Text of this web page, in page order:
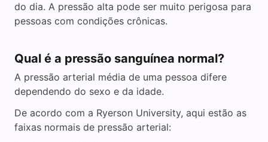
do dia. A pressão alta pode ser muito perigosa para
pessoas com condições crônicas.
Qual é a pressão sanguínea normal?
A pressão arterial média de uma pessoa difere
dependendo do sexo e da idade.
De acordo com a Ryerson University, aqui estão as
faixas normais de pressão arterial: